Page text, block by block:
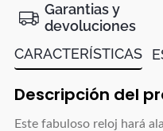
Garantias y
devoluciones
CARACTERÍSTICAS
Descripción del
Este fabuloso reloj hará